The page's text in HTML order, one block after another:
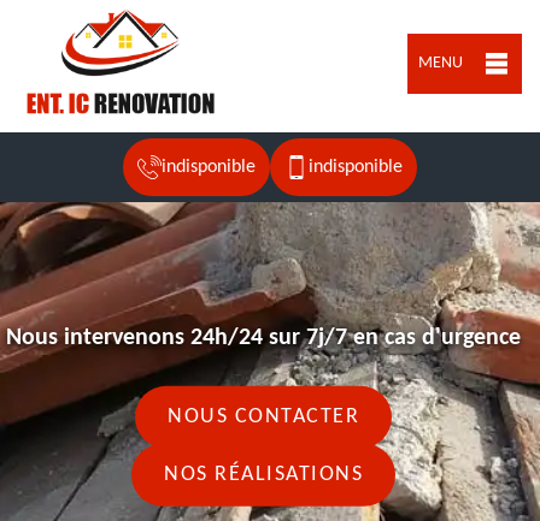
MENU
indisponible indisponible
Nous intervenons 24h/24 sur 7j/7 en cas d'urgence
NOUS CONTACTER
NOS RÉALISATIONS